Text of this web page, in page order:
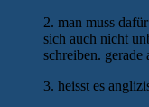
2. man muss
sich auch nicht
schreiben. gerade
3. heisst es